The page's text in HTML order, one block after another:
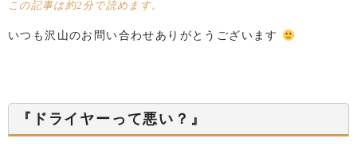
この記事は約2分で読めます。
いつも沢山のお問い合わせありがとうございます
『ドライヤーって悪い？』